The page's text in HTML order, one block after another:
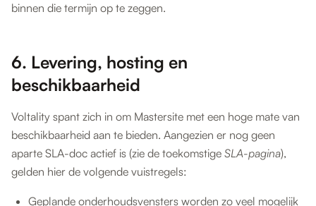
binnen die termijn op te zeggen.
6. Levering, hosting en
beschikbaarheid
Voltality spant zich in om Mastersite met een hoge mate van
beschikbaarheid aan te bieden. Aangezien er nog geen
aparte SLA-doc actief is (zie de toekomstige SLA-pagina),
gelden hier de volgende vuistregels:
Geplande onderhoudsvensters worden zo veel mogelijk